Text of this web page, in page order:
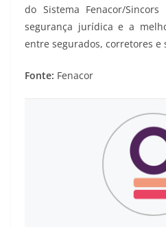
do Sistema Fenacor/
segurança jurídica e a
entre segurados, corretores e
Fonte: Fenacor